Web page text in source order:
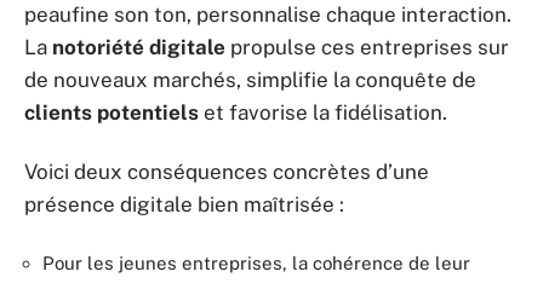
peaufine son ton, personnalise chaque interaction.
La notoriété digitale propulse ces entreprises sur
de nouveaux marchés, simplifie la conquête de
clients potentiels et favorise la fidélisation.
Voici deux conséquences concrètes d’une
présence digitale bien maîtrisée :
Pour les jeunes entreprises, la cohérence de leur